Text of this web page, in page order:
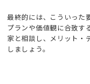
最終的には、こういった
プランや価値観に合致す
家と相談し、メリット・
しましょう。